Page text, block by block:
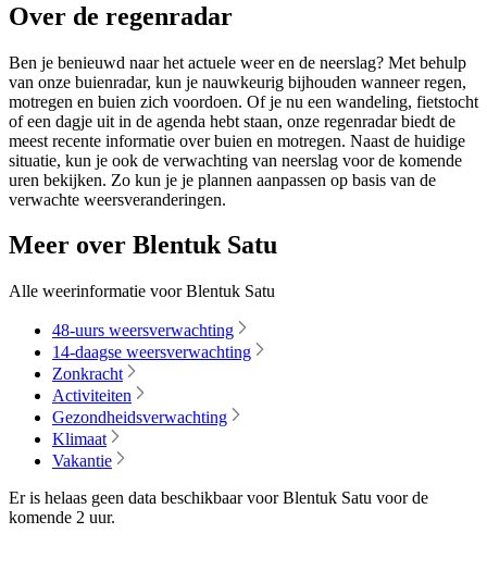
Over de regenradar
Ben je benieuwd naar het actuele weer en de neerslag? Met behulp
van onze buienradar, kun je nauwkeurig bijhouden wanneer regen,
motregen en buien zich voordoen. Of je nu een wandeling, fietstocht
of een dagje uit in de agenda hebt staan, onze regenradar biedt de
meest recente informatie over buien en motregen. Naast de huidige
situatie, kun je ook de verwachting van neerslag voor de komende
uren bekijken. Zo kun je je plannen aanpassen op basis van de
verwachte weersveranderingen.
Meer over Blentuk Satu
Alle weerinformatie voor Blentuk Satu
48-uurs weersverwachting
14-daagse weersverwachting
Zonkracht
Activiteiten
Gezondheidsverwachting
Klimaat
Vakantie
Er is helaas geen data beschikbaar voor Blentuk Satu voor de
komende 2 uur.